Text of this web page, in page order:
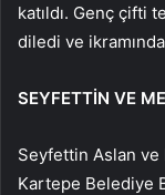
katıldı. Genç çifti
diledi ve
SEYFETTİN VE
Seyfettin Aslan ve
Kartepe Belediye